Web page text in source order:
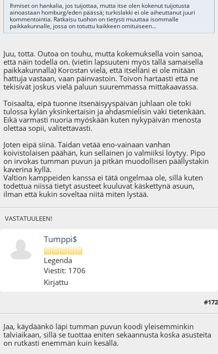
Ihmiset on hankalia, jos tuijottaa, mutta itse olen kokenut tuijotusta
ainoastaan homburg/eden päässä; turkislakki ei ole aiheuttanut juuri
kommentointia. Ratkaisu tuohon on tietysti muuttaa isommalle
paikkakunnalle, jossa on totuttu kaikkeen omituiseen...
Juu, totta. Outoa on touhu, mutta kokemuksella voin sanoa,
että näin todella on. (vietin lapsuuteni myös tällä samaisella
paikkakunnalla) Korostan vielä, että itselläni ei ole mitään
hattuja vastaan, vaan päinvastoin. Toivon hartaasti että ne
tekisivät joskus vielä paluun suuremmassa mittakaavassa.
Toisaalta, eipä tuonne itsenäisyyspäivän juhlaan ole toki
tulossa kylän yksinkertaisin ja ahdasmielisin väki tietenkään.
Eikä varmasti nuoria myöskään kuten nykypäivän menosta
olettaa sopii, valitettavasti.
Joten eipä siinä. Taidan vetää eno-vainaan vanhan
koivistolaisen päähän, kun sellainen jo valmiiksi löytyy. Pipo
on irvokas tumman puvun ja pitkän muodollisen päällystakin
kaverina kyllä.
Valtion kamppeiden kanssa ei tätä ongelmaa ole, sillä kuten
todettua niissä tietyt asusteet kuuluvat käskettynä asuun,
ilman että kukin soveltaa niitä miten lystää.
VASTATUULEEN!
Tumppi$
Legenda
Viestit: 1706
Kirjattu
: 27.11.22 - klo:17:44 käyttäjältä Tumppi$#172
Jaa, käydäänkö läpi tumman puvun koodi yleisemminkin
talviaikaan, sillä se tuottaa eniten sekaannusta koska asusteita
on rutkasti enemmän kuin kesällä.